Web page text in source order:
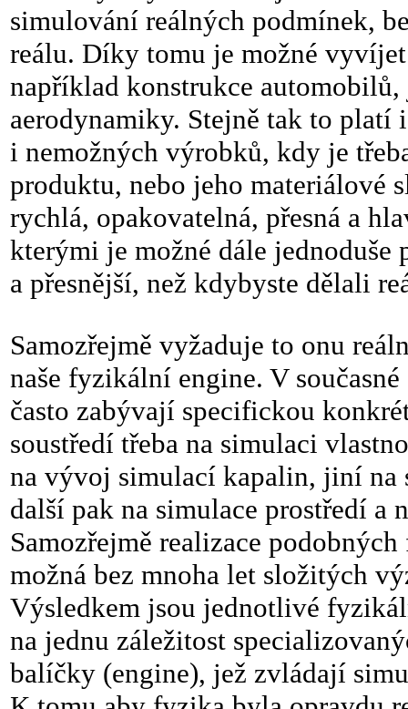
simulování reálných podmínek,
reálu. Díky tomu je možné
například konstrukce
aerodynamiky. Stejně tak to platí
i nemožných výrobků, kdy je
produktu, nebo jeho materiálové
rychlá, opakovatelná, přesná a
kterými je možné dále
a přesnější, než kdybyste dělali
Samozřejmě vyžaduje to onu
naše fyzikální engine. V
často zabývají specifickou
soustředí třeba na simulaci
na vývoj simulací kapalin, jiní na
další pak na simulace prostředí a
Samozřejmě realizace
možná bez mnoha let složitých
Výsledkem jsou jednotlivé
na jednu záležitost
balíčky (engine), jež zvládají